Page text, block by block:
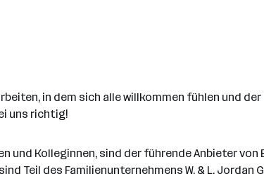
in dem sich alle willkommen fühlen und
uns richtig!
und Kolleginnen, sind der führende Anbieter
Teil des Familienunternehmens W. & L. Jordan